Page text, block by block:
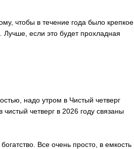
чтобы в течение года было крепкое
Лучше, если это будет прохладная
надо утром в Чистый четверг
четверг в 2026 году связаны
Все очень просто, в емкость